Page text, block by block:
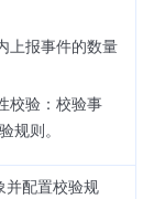
上报事件的数量
校验：校验事
规则。
并配置校验规